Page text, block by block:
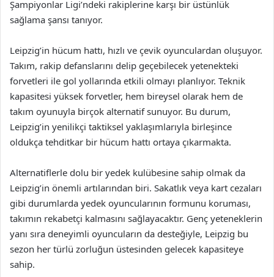
Şampiyonlar Ligi’ndeki rakiplerine karşı bir üstünlük
sağlama şansı tanıyor.
Leipzig’in hücum hattı, hızlı ve çevik oyunculardan oluşuyor.
Takım, rakip defanslarını delip geçebilecek yetenekteki
forvetleri ile gol yollarında etkili olmayı planlıyor. Teknik
kapasitesi yüksek forvetler, hem bireysel olarak hem de
takım oyunuyla birçok alternatif sunuyor. Bu durum,
Leipzig’in yenilikçi taktiksel yaklaşımlarıyla birleşince
oldukça tehditkar bir hücum hattı ortaya çıkarmakta.
Alternatiflerle dolu bir yedek kulübesine sahip olmak da
Leipzig’in önemli artılarından biri. Sakatlık veya kart cezaları
gibi durumlarda yedek oyuncularının formunu koruması,
takımın rekabetçi kalmasını sağlayacaktır. Genç yeteneklerin
yanı sıra deneyimli oyuncuların da desteğiyle, Leipzig bu
sezon her türlü zorluğun üstesinden gelecek kapasiteye
sahip.